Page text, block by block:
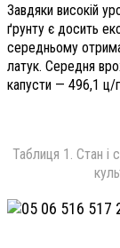
Завдяки високій
ґрунту є досить
середньому
латук. Середня
капусти — 496,1 ц/
Таблиця 1. Стан і